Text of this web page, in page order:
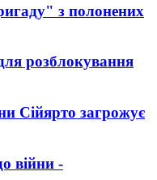
з полонених
розблокування
Сійярто загрожує
війни -